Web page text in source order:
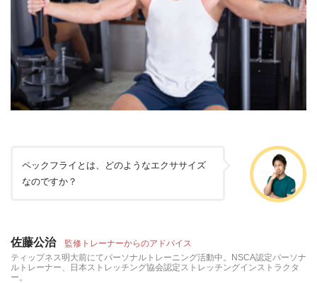
ペックフライとは、どのようなエクササイズ
なのですか？
佐藤公治 監修トレーナーからのアドバイス
ティップネス明大前にてパーソナルトレーニング活動中。NSCA認定パーソナ
ルトレーナー、日本ストレッチング協会認定ストレッチングインストラクタ
ー。